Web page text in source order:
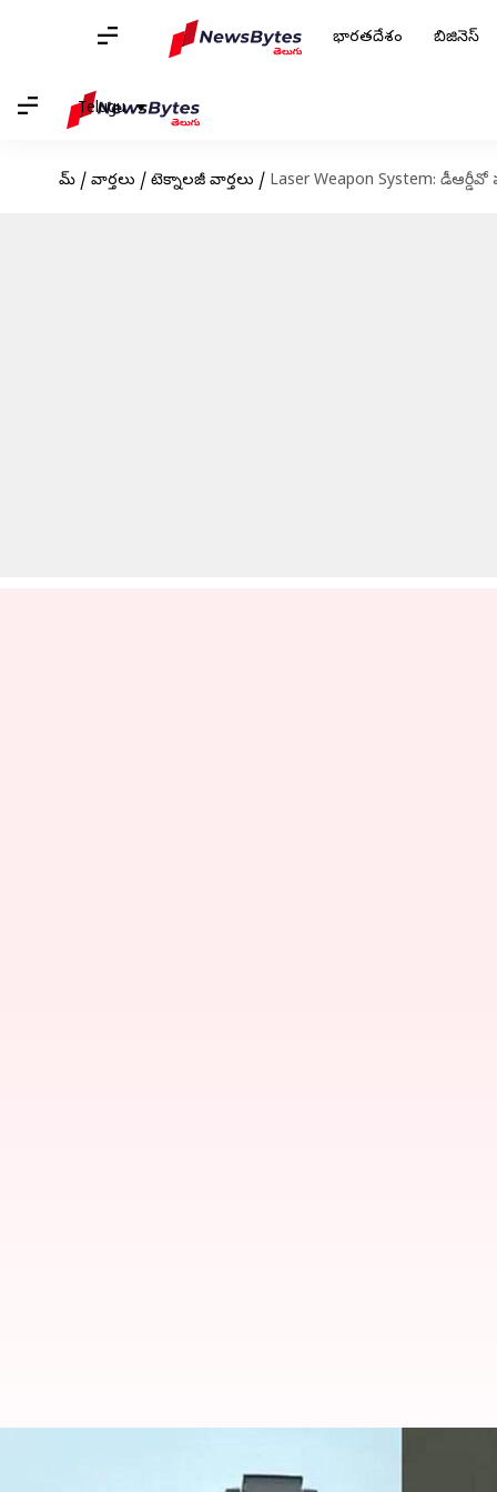
భారతదేశం బిజినెస్
Telugu
హోమ్ / వార్తలు / టెక్నాలజీ వార్తలు / Laser Weapon System:
Laser Weapon System: